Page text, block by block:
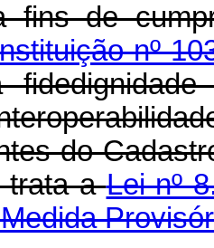
de
nº
do
trata aLei nº